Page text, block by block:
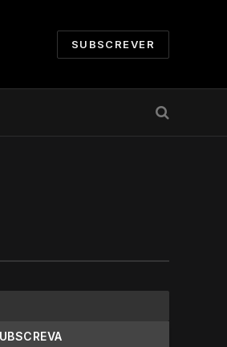
SUBSCREVER